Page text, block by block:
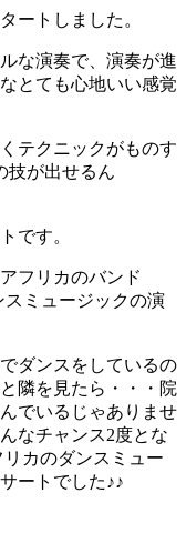
ートしました。
な演奏で、演奏が進
とても心地いい感覚
テクニックがものす
技が出せるん
です。
フリカのバンド
スミュージックの演
ダンスをしているの
隣を見たら・・・院
でいるじゃありませ
なチャンス2度とな
カのダンスミュー
ートでした♪♪